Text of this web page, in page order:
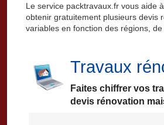
Le service packtravaux.fr vous aide
obtenir gratuitement plusieurs devis
variables en fonction des régions,
Travaux
Faites chiffrer vos
devis rénovation